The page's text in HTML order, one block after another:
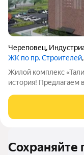
Череповец,
ЖК по пр. Строителей
Жилой комплекс «Талисман» место, где
история! Предлагаем
комфорткласса
Череповца.
Сохраняйте